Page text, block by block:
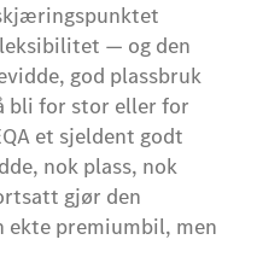
— og den
god plassbruk
bli for stor eller for
et sjeldent godt
nok plass, nok
gjør den
ekte premiumbil, men